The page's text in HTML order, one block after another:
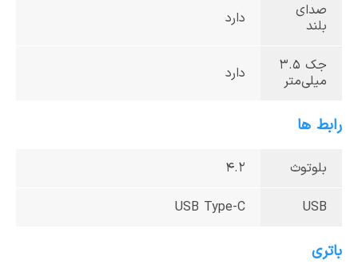
صدای
بلند
دارد
جک 3.5
میلی‌متر
دارد
رابط ها
بلوتوث ۴.۲
USB
USB Type-C
باتری